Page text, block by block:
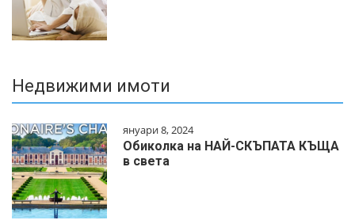
Недвижими имоти
януари 8, 2024
Обиколка на НАЙ-СКЪПАТА КЪЩА
в света